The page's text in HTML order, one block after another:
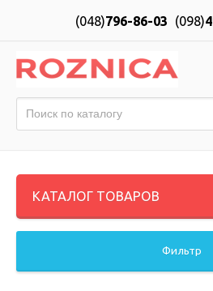
(048)796-86-03 (098)
КАТАЛОГ ТОВАРОВ
Фильтр